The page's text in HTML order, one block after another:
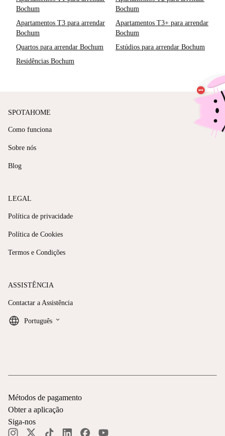
Bochum
Bochum
Apartamentos T3 para arrendar
Bochum
Apartamentos T3+ para arrendar
Bochum
Quartos para arrendar Bochum
Estúdios para arrendar Bochum
Residências Bochum
SPOTAHOME
Como funciona
Sobre nós
Blog
LEGAL
Política de privacidade
Política de Cookies
Termos e Condições
ASSISTÊNCIA
Contactar a Assistência
Português keyboard_arrow_down
Métodos de pagamento
Obter a aplicação
Siga-nos